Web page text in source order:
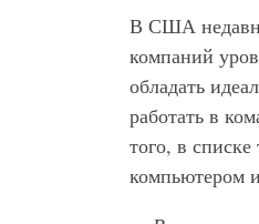
В США
компаний
обладать
работать в
того, в
компьютером